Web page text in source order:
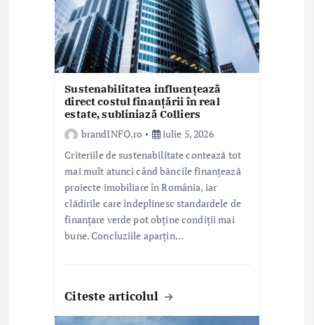
Sustenabilitatea influențează
direct costul finanțării în real
estate, subliniază Colliers
brandINFO.ro
iulie 5, 2026
Criteriile de sustenabilitate contează tot
mai mult atunci când băncile finanțează
proiecte imobiliare în România, iar
clădirile care îndeplinesc standardele de
finanțare verde pot obține condiții mai
bune. Concluziile aparțin…
Citeste articolul